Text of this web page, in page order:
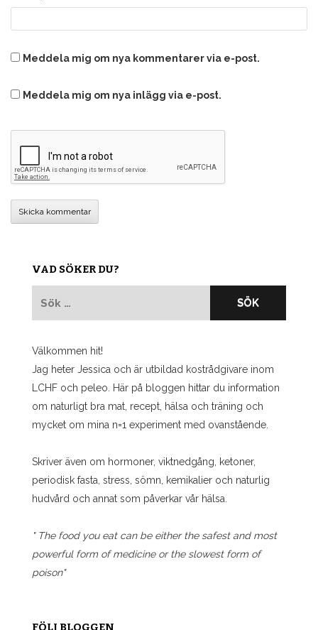
Meddela mig om nya kommentarer via e-post.
Meddela mig om nya inlägg via e-post.
VAD SÖKER DU?
Välkommen hit!
Jag heter Jessica och är utbildad kostrådgivare inom
LCHF och peleo. Här på bloggen hittar du information
om naturligt bra mat, recept, hälsa och träning och
mycket om mina n=1 experiment med ovanstående.
Skriver även om hormoner, viktnedgång, ketoner,
periodisk fasta, stress, sömn, kemikalier och naturlig
hudvård och annat som påverkar vår hälsa.
" The food you eat can be either the safest and most
powerful form of medicine or the slowest form of
poison"
FÖLJ BLOGGEN